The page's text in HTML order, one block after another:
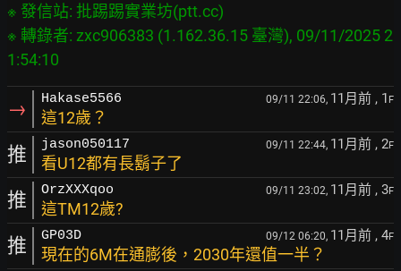
※ 發信站: 批踢踢實業坊(ptt.cc)
※ 轉錄者: zxc906383 (1.162.36.15 臺灣), 09/11/2025 2
→ Hakase5566 09/11 22:06, 11月前 , 1 F
這12歲？
推 jason050117 09/11 22:44, 11月前 , 2F
看U12都有長鬍子了
推 OrzXXXqoo 09/11 23:02, 11月前 , 3F
這TM12歲?
推 GP03D 09/12 06:20, 11月前 , 4F
現在的6M在通膨後，2030年還值一半？